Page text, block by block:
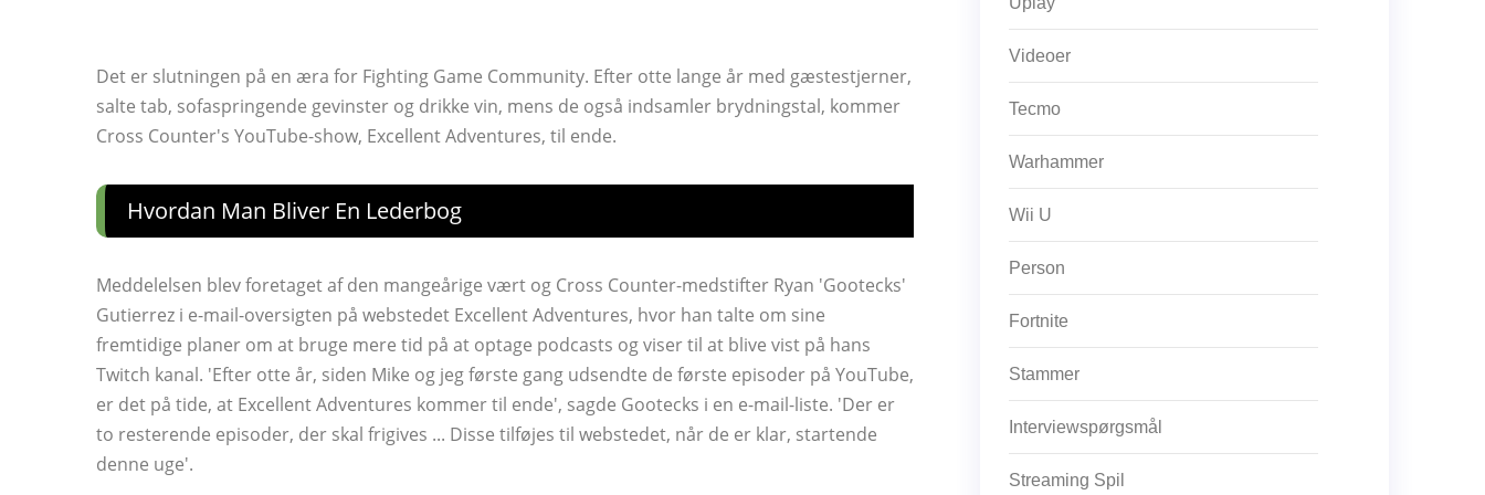
Det er slutningen på en æra for Fighting Game Community. Efter otte lange år med gæstestjerner,
salte tab, sofaspringende gevinster og drikke vin, mens de også indsamler brydningstal, kommer
Cross Counter's YouTube-show, Excellent Adventures, til ende.
Hvordan Man Bliver En Lederbog
Meddelelsen blev foretaget af den mangeårige vært og Cross Counter-medstifter Ryan 'Gootecks'
Gutierrez i e-mail-oversigten på webstedet Excellent Adventures, hvor han talte om sine
fremtidige planer om at bruge mere tid på at optage podcasts og viser til at blive vist på hans
Twitch kanal. 'Efter otte år, siden Mike og jeg første gang udsendte de første episoder på YouTube,
er det på tide, at Excellent Adventures kommer til ende', sagde Gootecks ​​i en e-mail-liste. 'Der er
to resterende episoder, der skal frigives ... Disse tilføjes til webstedet, når de er klar, startende
denne uge'.
Videoer
Tecmo
Warhammer
Wii U
Person
Fortnite
Stammer
Interviewspørgsmål
Streaming Spil